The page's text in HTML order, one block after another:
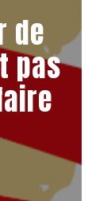
de
pas